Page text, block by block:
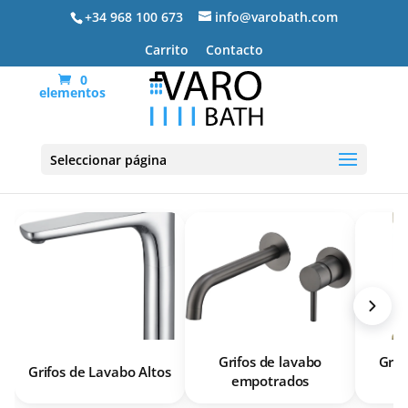
+34 968 100 673
info@varobath.com
Carrito
Contacto
0
elementos
Seleccionar páginaGrifería Lavabo
Grifos de Lavabo Altos
Grifos de lavabo
empotrados